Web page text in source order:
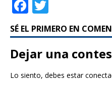
F
a
c
e
b
w
it
te
r
SÉ EL PRIMERO EN
Dejar una
Lo siento, debes estar